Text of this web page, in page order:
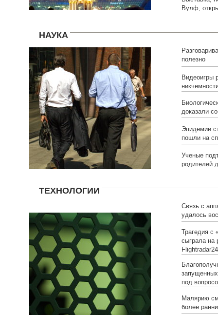
Вулф,
НАУКА
полезно
Видеоигры
доказали
Эпидемии
пошли на
Ученые
родителей
ТЕХНОЛОГИИ
Связь с
удалось
Трагедия с
сыграла на
Flightradar24
под
Малярию
более